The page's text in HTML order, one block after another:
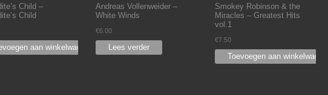
Child –
Child
aan winkelwagen
Andreas Vollenweider –
White Winds
€6.00
Lees verder
Smokey Robinson & the
Miracles – Greatest Hits
vol.1
€7.50
Toevoegen aan winkelwagen